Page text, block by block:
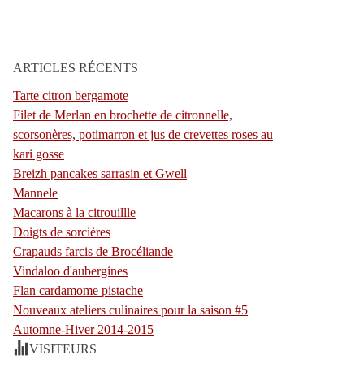
ARTICLES RÉCENTS
Tarte citron bergamote
Filet de Merlan en brochette de citronnelle,
scorsonères, potimarron et jus de crevettes roses au
kari gosse
Breizh pancakes sarrasin et Gwell
Mannele
Macarons à la citrouillle
Doigts de sorcières
Crapauds farcis de Brocéliande
Vindaloo d'aubergines
Flan cardamome pistache
Nouveaux ateliers culinaires pour la saison #5
Automne-Hiver 2014-2015
VISITEURS